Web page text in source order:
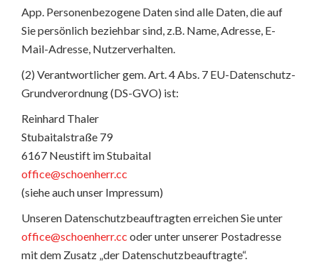
App. Personenbezogene Daten sind alle Daten, die auf
Sie persönlich beziehbar sind, z.B. Name, Adresse, E-
Mail-Adresse, Nutzerverhalten.
(2) Verantwortlicher gem. Art. 4 Abs. 7 EU-Datenschutz-
Grundverordnung (DS-GVO) ist:
Reinhard Thaler
Stubaitalstraße 79
6167 Neustift im Stubaital
office@schoenherr.cc
(siehe auch unser Impressum)
Unseren Datenschutzbeauftragten erreichen Sie unter
office@schoenherr.cc oder unter unserer Postadresse
mit dem Zusatz „der Datenschutzbeauftragte“.